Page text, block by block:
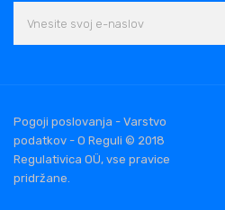
Pogoji poslovanja - Varstvo
podatkov - O Reguli © 2018
Regulativica OÜ, vse pravice
pridržane.